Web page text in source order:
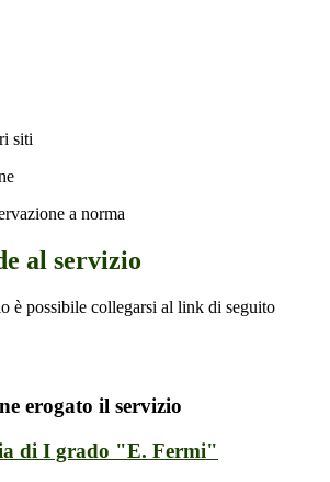
siti
a norma
al servizio
è possibile collegarsi al link di seguito
erogato il servizio
di I grado "E. Fermi"